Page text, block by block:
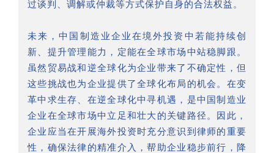
过谈判、调解或仲裁等方式保护自身的合法权益。
未来，中国制造业企业在境外投资中若能持续创
新、提升管理能力，定能在全球市场中站稳脚跟。
虽然贸易战和逆全球化为企业带来了不确定性，但
这些挑战也为企业提供了全球化布局的机会。在变
革中求生存、在逆全球化中寻机遇，是中国制造业
企业在全球市场中立足和壮大的关键路径。因此，
企业应当在开展海外投资时充分意识到律师的重要
性，确保法律的精准介入，帮助企业稳步前行，降